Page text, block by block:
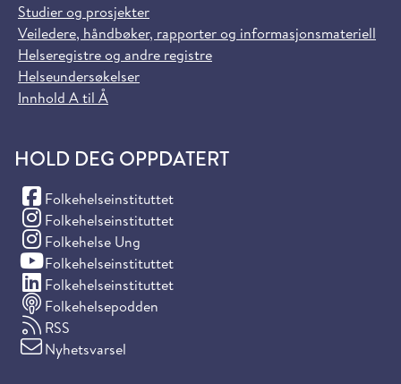
Studier og prosjekter
Veiledere, håndbøker, rapporter og informasjonsmateriell
Helseregistre og andre registre
Helseundersøkelser
Innhold A til Å
HOLD DEG OPPDATERT
Folkehelseinstituttet
(Facebook)
Folkehelseinstituttet
(Instagram)
Folkehelse Ung
(Instagram)
Folkehelseinstituttet
(YouTube)
Folkehelseinstituttet
(LinkedIn)
Folkehelsepodden
RSS
Nyhetsvarsel